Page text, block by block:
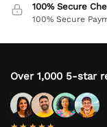
100% Secure
100% Secure
Over 1,000 5-star